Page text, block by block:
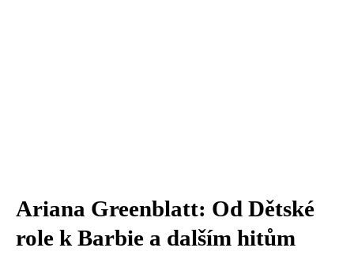
Ariana Greenblatt: Od Dětské
role k Barbie a dalším hitům